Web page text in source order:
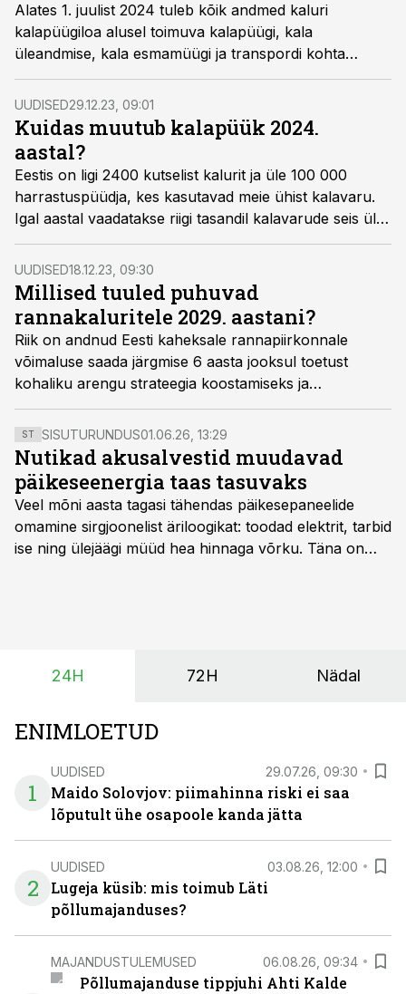
Alates 1. juulist 2024 tuleb kõik andmed kaluri
kalapüügiloa alusel toimuva kalapüügi, kala
üleandmise, kala esmamüügi ja transpordi kohta
esitada elektrooniliselt nutirakenduse PERK
vahendusel. Muudatuste sujuvamaks rakendamiseks
on avatud infotelefon.
UUDISED29.12.23, 09:01
Kuidas muutub kalapüük 2024.
aastal?
Eestis on ligi 2400 kutselist kalurit ja üle 100 000
harrastuspüüdja, kes kasutavad meie ühist kalavaru.
Igal aastal vaadatakse riigi tasandil kalavarude seis üle
ja vajadusel muudetakse püügitingimusi. Millised
muudatused ootavad kalureid uuel aastal? Sellest
kirjutab Regionaal- ja Põllumajandusministeeriumi
kalavarude nõunik Kaire Märtin.
UUDISED18.12.23, 09:30
Millised tuuled puhuvad
rannakaluritele 2029. aastani?
Riik on andnud Eesti kaheksale rannapiirkonnale
võimaluse saada järgmise 6 aasta jooksul toetust
kohaliku arengu strateegia koostamiseks ja
elluviimiseks. Nendeks tegevusteks eraldatakse ligi 30
miljonit eurot. Rannapiirkondade toetusest pikemalt
kirjutab Regionaal- ja Põllumajandusministeeriumi
kalamajandusosakonna peaspetsialist Margus Medell.
ST SISUTURUNDUS01.06.26, 13:29
Nutikad akusalvestid muudavad
päikeseenergia taas tasuvaks
Veel mõni aasta tagasi tähendas päikesepaneelide
omamine sirgjoonelist äriloogikat: toodad elektrit, tarbid
ise ning ülejäägi müüd hea hinnaga võrku. Täna on
põllumajandusettevõtete jaoks üheks olulisemaks
24H 72H Nädal
ENIMLOETUD
1
UUDISED 29.07.26, 09:30
Maido Solovjov: piimahinna riski ei saa
lõputult ühe osapoole kanda jätta
2
UUDISED 03.08.26, 12:00
Lugeja küsib: mis toimub Läti
põllumajanduses?
MAJANDUSTULEMUSED 06.08.26, 09:34
Põllumajanduse tippjuhi Ahti Kalde